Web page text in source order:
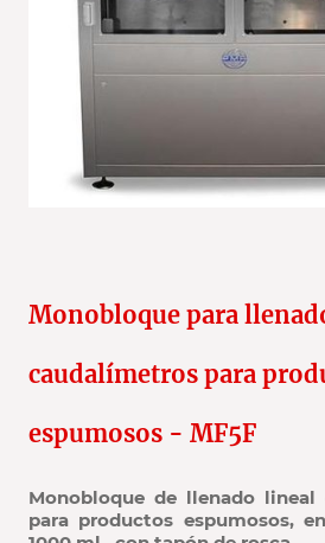
Monobloque para
caudalímetros para
espumosos - MF5F
Monobloque de llenado
para productos espumosos,